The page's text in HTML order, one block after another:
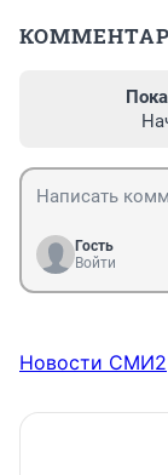
Гость
Войти
Новости СМИ2